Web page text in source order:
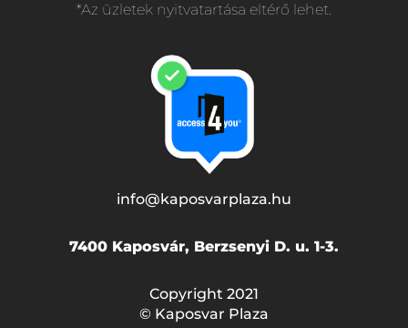
*Az üzletek nyitvatartása eltérő lehet.
info@kaposvarplaza.hu
7400 Kaposvár, Berzsenyi D. u. 1-3.
Copyright 2021
© Kaposvar Plaza